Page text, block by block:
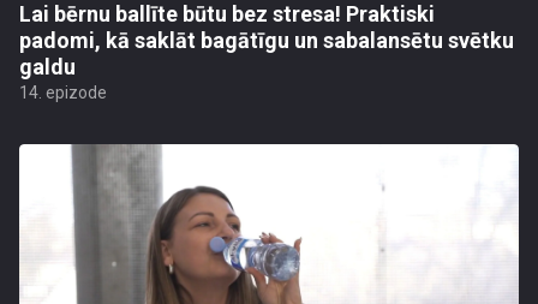
Lai bērnu ballīte būtu bez stresa! Praktiski
padomi, kā saklāt bagātīgu un sabalansētu svētku
galdu
14. epizode